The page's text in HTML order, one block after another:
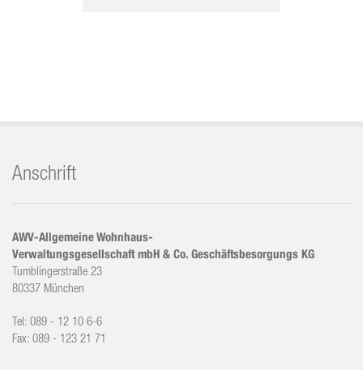
Anschrift
AWV-Allgemeine Wohnhaus-
Verwaltungsgesellschaft mbH & Co. Geschäftsbesorgungs KG
Tumblingerstraße 23
80337 München
Tel: 089 - 12 10 6-6
Fax: 089 - 123 21 71